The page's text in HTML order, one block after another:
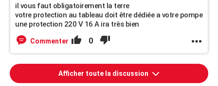
il vous faut obligatoirement la terre
votre protection au tableau doit être dédiée a votre pompe
une protection 220 V 16 A ira très bien
Commenter 0
Afficher toute la discussion